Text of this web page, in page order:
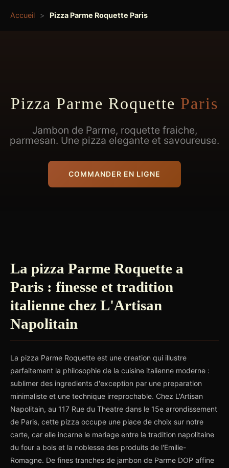
Accueil > Pizza Parme Roquette Paris
Pizza Parme Roquette Paris
Jambon de Parme, roquette fraiche,
parmesan. Une pizza elegante et savoureuse.
COMMANDER EN LIGNE
La pizza Parme Roquette a
Paris : finesse et tradition
italienne chez L'Artisan
Napolitain
La pizza Parme Roquette est une creation qui illustre
parfaitement la philosophie de la cuisine italienne moderne :
sublimer des ingredients d'exception par une preparation
minimaliste et une technique irreprochable. Chez L'Artisan
Napolitain, au 117 Rue du Theatre dans le 15e arrondissement
de Paris, cette pizza occupe une place de choix sur notre
carte, car elle incarne le mariage entre la tradition napolitaine
du four a bois et la noblesse des produits de l'Emilie-
Romagne. De fines tranches de jambon de Parme DOP affine